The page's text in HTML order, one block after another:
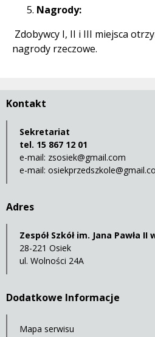
Nagrody:
Zdobywcy I, II i III miejsca
nagrody rzeczowe.
Kontakt
Sekretariat
tel. 15 867 12 01
e-mail: zsosiek@gmail.com
e-mail:
Adres
Zespół Szkół im. Jana Pawła II
28-221 Osiek
ul. Wolności 24A
Dodatkowe Informacje
Mapa serwisu